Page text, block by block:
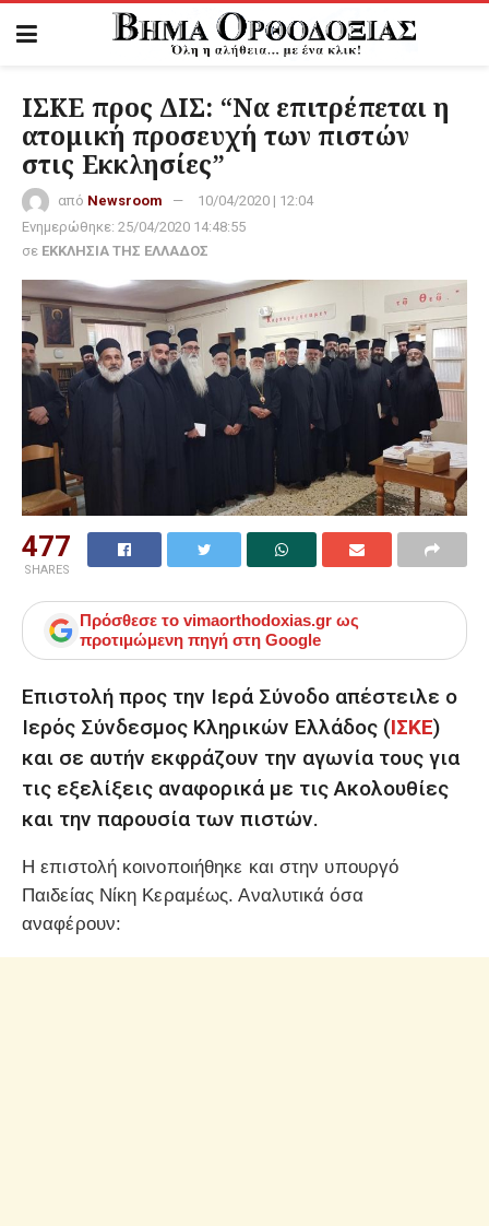
ΙΣΚΕ προς ΔΙΣ: “Να επιτρέπεται η
ατομική προσευχή των πιστών
στις Εκκλησίες”
από Newsroom
10/04/2020 | 12:04
Ενημερώθηκε: 25/04/2020 14:48:55
σε ΕΚΚΛΗΣΙΑ ΤΗΣ ΕΛΛΑΔΟΣ
477
SHARES
Πρόσθεσε το vimaorthodoxias.gr ως
προτιμώμενη πηγή στη Google
Επιστολή προς την Ιερά Σύνοδο απέστειλε ο
Ιερός Σύνδεσμος Κληρικών Ελλάδος (ΙΣΚΕ)
και σε αυτήν εκφράζουν την αγωνία τους για
τις εξελίξεις αναφορικά με τις Ακολουθίες
και την παρουσία των πιστών.
Η επιστολή κοινοποιήθηκε και στην υπουργό
Παιδείας Νίκη Κεραμέως. Αναλυτικά όσα
αναφέρουν: